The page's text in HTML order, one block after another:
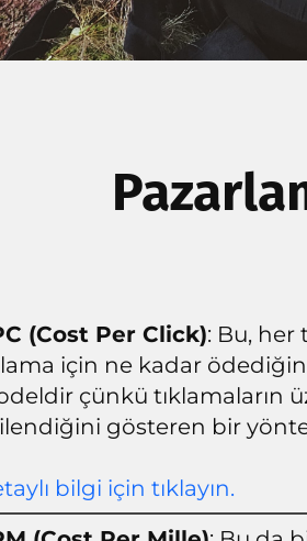
(Cost Per Click): Bu, her
için ne kadar
çünkü tıklamaların
gösteren bir
bilgi için tıklayın.